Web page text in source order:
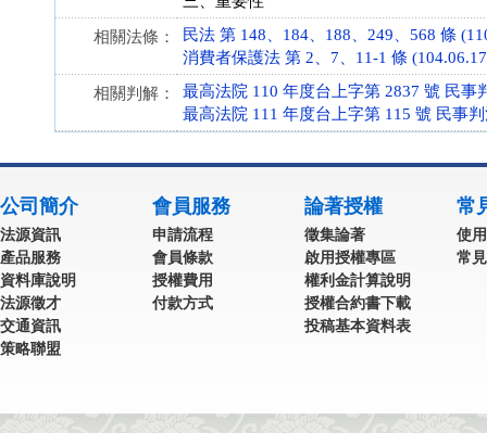
相關法條：
民法 第 148、184、188、249、568 條
消費者保護法 第 2、7、11-1 條
相關判解：
最高法院 110 年度台上字第 2837 號 民事
最高法院 111 年度台上字第 115 號 民事
公司簡介
法源資訊
產品服務
資料庫說明
法源徵才
交通資訊
策略聯盟
會員服務
申請流程
會員條款
授權費用
付款方式
論著授權
徵集論著
啟用授權專區
權利金計算說明
授權合約書下載
投稿基本資料表
常
使
常